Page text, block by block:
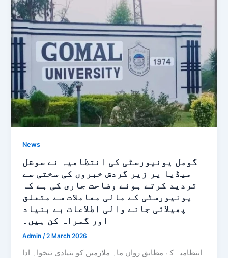
News
گومل یونیورسٹی کی انتظامیہ نے سوشل
میڈیا پر زیر گردش خبروں کی سختی سے
تردید کرتے ہوئے وضاحت جاری کی ہے کہ
یونیورسٹی کے مالی معاملات سے متعلق
پھیلائی جانے والی اطلاعات بے بنیاد
اور گمراہ کن ہیں۔
Admin/2 March 2026
انتظامیہ کے مطابق رواں ماہ ملازمین کو بنیادی تنخواہ ادا